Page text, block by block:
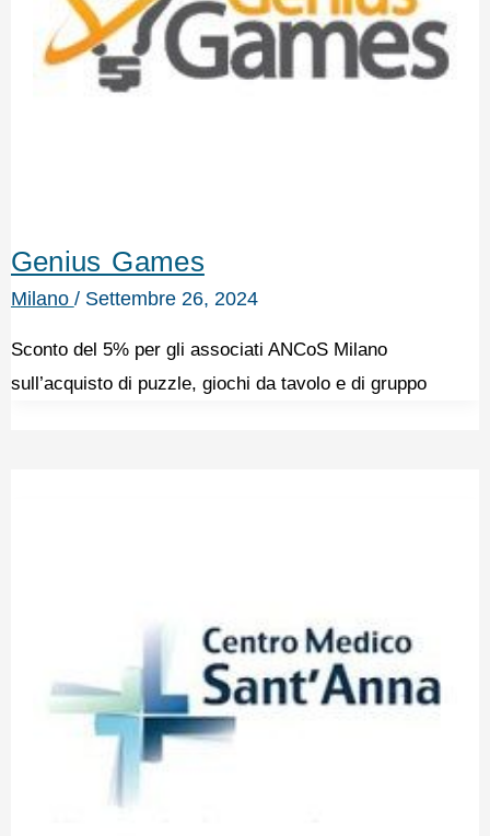
Genius Games
Milano / Settembre 26, 2024
Sconto del 5% per gli associati ANCoS Milano
sull’acquisto di puzzle, giochi da tavolo e di gruppo